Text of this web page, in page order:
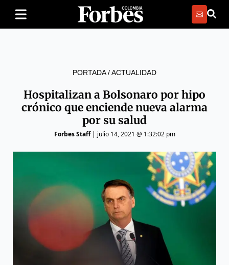
PORTADA/ACTUALIDAD
Hospitalizan a Bolsonaro por hipo
crónico que enciende nueva alarma
por su salud
Forbes Staff| julio 14, 2021 @ 1:32:02 pm